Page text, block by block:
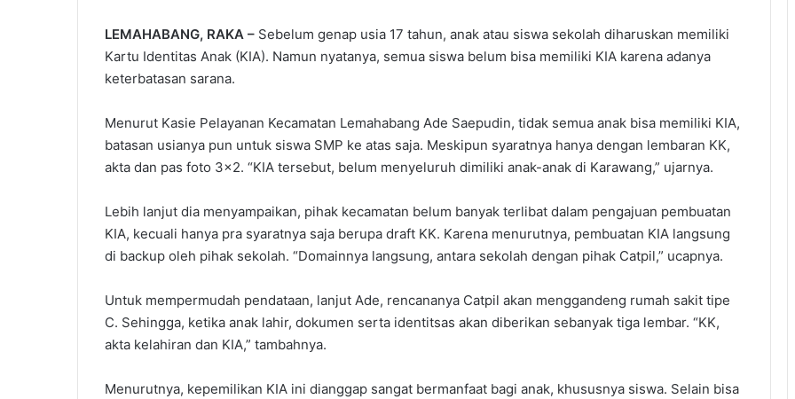
LEMAHABANG, RAKA – Sebelum genap usia 17 tahun, anak atau siswa sekolah diharuskan memiliki
Kartu Identitas Anak (KIA). Namun nyatanya, semua siswa belum bisa memiliki KIA karena adanya
keterbatasan sarana.
Menurut Kasie Pelayanan Kecamatan Lemahabang Ade Saepudin, tidak semua anak bisa memiliki KIA,
batasan usianya pun untuk siswa SMP ke atas saja. Meskipun syaratnya hanya dengan lembaran KK,
akta dan pas foto 3×2. “KIA tersebut, belum menyeluruh dimiliki anak-anak di Karawang,” ujarnya.
Lebih lanjut dia menyampaikan, pihak kecamatan belum banyak terlibat dalam pengajuan pembuatan
KIA, kecuali hanya pra syaratnya saja berupa draft KK. Karena menurutnya, pembuatan KIA langsung
di backup oleh pihak sekolah. “Domainnya langsung, antara sekolah dengan pihak Catpil,” ucapnya.
Untuk mempermudah pendataan, lanjut Ade, rencananya Catpil akan menggandeng rumah sakit tipe
C. Sehingga, ketika anak lahir, dokumen serta identitsas akan diberikan sebanyak tiga lembar. “KK,
akta kelahiran dan KIA,” tambahnya.
Menurutnya, kepemilikan KIA ini dianggap sangat bermanfaat bagi anak, khususnya siswa. Selain bisa